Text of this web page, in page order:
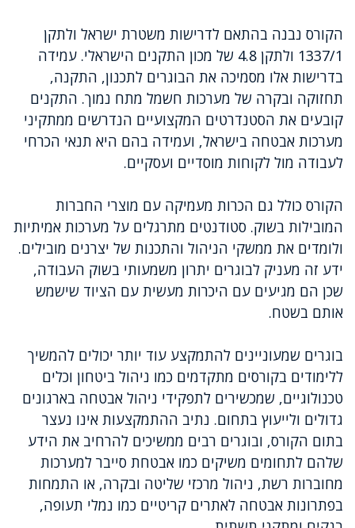
הקורס נבנה בהתאם לדרישות משטרת ישראל ולתקן
1337/1 ולתקן 4.8 של מכון התקנים הישראלי. עמידה
בדרישות אלו מסמיכה את הבוגרים לתכנון, התקנה,
תחזוקה ובקרה של מערכות חשמל מתח נמוך. התקנים
קובעים את הסטנדרטים המקצועיים הנדרשים ממתקיני
מערכות אבטחה בישראל, ועמידה בהם היא תנאי הכרחי
לעבודה מול לקוחות מוסדיים ועסקיים.
הקורס כולל גם הכרות מעמיקה עם מוצרי החברות
המובילות בשוק. סטודנטים מתרגלים על מערכות אמיתיות
ולומדים את ממשקי הניהול והתכנות של יצרנים מובילים.
ידע זה מעניק לבוגרים יתרון משמעותי בשוק העבודה,
שכן הם מגיעים עם היכרות מעשית עם הציוד שישמש
אותם בשטח.
בוגרים שמעוניינים להתמקצע עוד יותר יכולים להמשיך
ללימודים בקורסים מתקדמים כמו ניהול ביטחון וכלים
טכנולוגיים, שמכשירים לתפקידי ניהול אבטחה בארגונים
גדולים ולייעוץ בתחום. נתיב ההתמקצעות אינו נעצר
בתום הקורס, ובוגרים רבים ממשיכים להרחיב את הידע
שלהם לתחומים משיקים כמו אבטחת סייבר למערכות
מחוברות רשת, ניהול מרכזי שליטה ובקרה, או התמחות
בפתרונות אבטחה לאתרים קריטיים כמו נמלי תעופה,